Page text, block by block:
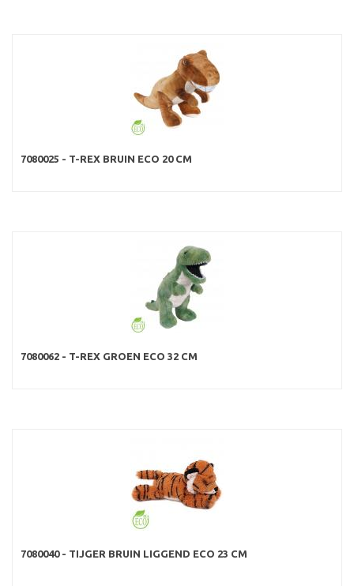
7080025 - T-REX BRUIN ECO 20 CM
7080062 - T-REX GROEN ECO 32 CM
7080040 - TIJGER BRUIN LIGGEND ECO 23 CM